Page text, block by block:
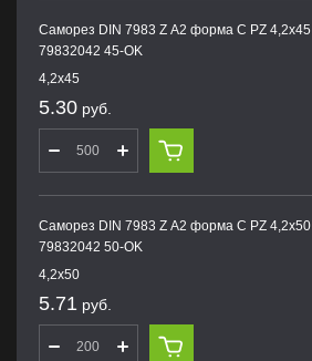
Саморез DIN 7983 Z А2 форма С PZ 4,2х45
79832042 45-OK
4,2х45
5.30 руб.
Саморез DIN 7983 Z А2 форма С PZ 4,2х50
79832042 50-OK
4,2х50
5.71 руб.